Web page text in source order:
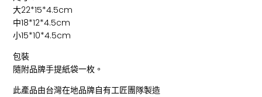
大22*15*4.5cm
中18*12*4.5cm
小15*10*4.5cm
包裝
隨附品牌手提紙袋一枚。
此產品由台灣在地品牌自有工匠團隊製造